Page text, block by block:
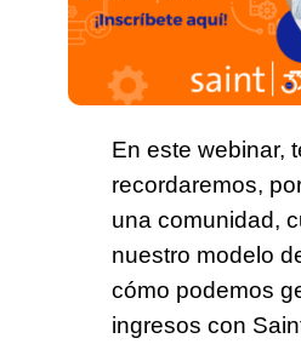
En este webinar,
recordaremos,
una comunidad,
nuestro modelo
cómo podemos
ingresos con